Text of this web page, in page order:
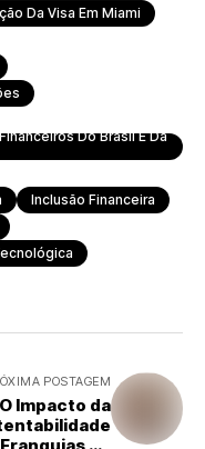
Da Visa Em Miami
Do Brasil E Da
Inclusão Financeira
POSTAGEM
O Impacto da